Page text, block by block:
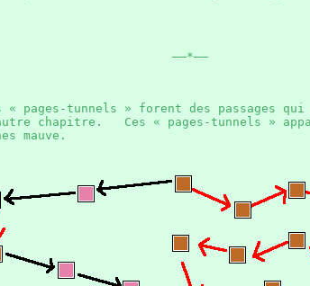
——*——
« pages-tunnels » forent des passages
chapitre. Ces « pages-tunnels »
mauve.